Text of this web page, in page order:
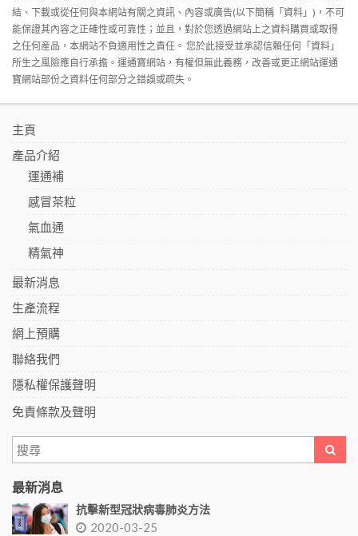
結、下載或從任何與本網站有關之資訊、內容或廣告(以下簡稱「資料」)，不可
能保證其內容之正確性或可靠性；並且，對於您透過網站上之資料購買或取得
之任何産品，本網站不負適用性之責任。 您於此接受並承認信賴任何「資料」
所生之風險應自行承擔。運通寶網站，有權但無此義務，改善或更正網站運通
寶網站部份之資料任何部分之錯誤或疏失。
主頁
產品介紹
運通補
感冒茶粒
氣血通
精氣神
最新消息
生產流程
網上預購
聯絡我們
隱私權保護聲明
免責條款及聲明
最新消息
抗擊新型冠狀病毒肺炎方法
2020-03-25